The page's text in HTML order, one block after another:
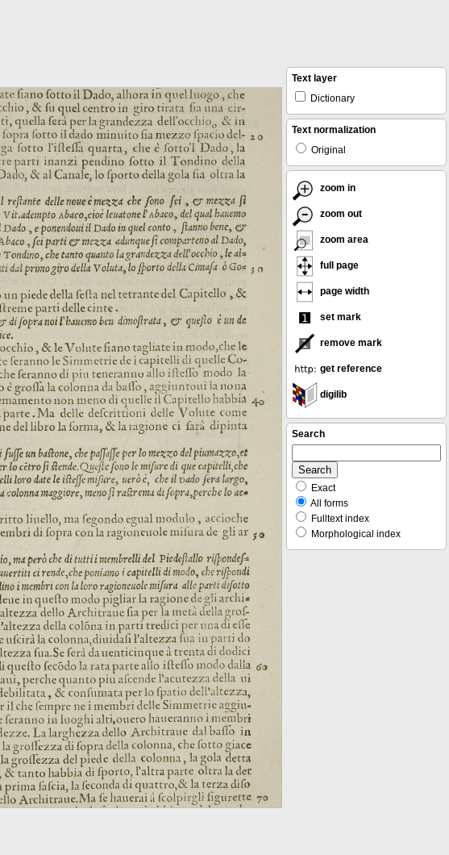
Text layer
Dictionary
Text normalization
Original
zoom in
zoom out
zoom area
full page
page width
set mark
remove mark
get reference
digilib
Search
Exact
All forms
Fulltext index
Morphological index